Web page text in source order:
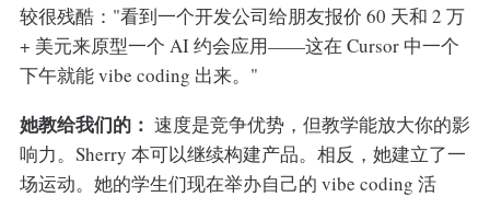
较很残酷："看到一个开发公司给朋友报价 60 天和 2 万
+ 美元来原型一个 AI 约会应用——这在 Cursor 中一个
下午就能 vibe coding 出来。"
她教给我们的： 速度是竞争优势，但教学能放大你的影
响力。Sherry 本可以继续构建产品。相反，她建立了一
场运动。她的学生们现在举办自己的 vibe coding 活